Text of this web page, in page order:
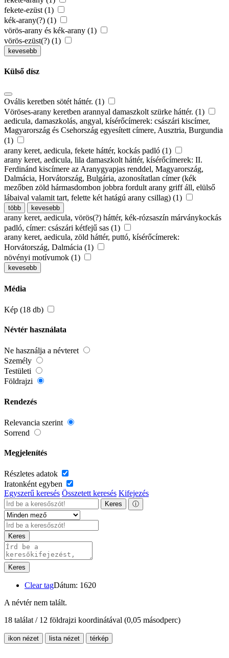
fekete-ezüst (1)
kék-arany(?) (1)
vörös-arany és kék-arany (1)
vörös-ezüst(?) (1)
kevesebb
Külső dísz
Ovális keretben sötét háttér. (1)
Vöröses-arany keretben arannyal damaszkolt szürke háttér. (1)
aedicula, damaszkolás, angyal, kísérőcímerek: császári kiscímer,
Magyarország és Csehország egyesített címere, Ausztria, Burgundia
(1)
arany keret, aedicula, fekete háttér, kockás padló (1)
arany keret, aedicula, lila damaszkolt háttér, kísérőcímerek: II.
Ferdinánd kiscímere az Aranygyapjas renddel, Magyarország,
Dalmácia, Horvátország, Bulgária, azonosítatlan címer (kék
mezőben zöld hármasdombon jobbra fordult arany griff áll, elülső
lábaival valamit tart, felette két hatágú arany csillag) (1)
több kevesebb
arany keret, aedicula, vörös(?) háttér, kék-rózsaszín márványkockás
padló, címer: császári kétfejű sas (1)
arany keret, aedicula, zöld háttér, puttó, kísérőcímerek:
Horvátország, Dalmácia (1)
növényi motívumok (1)
kevesebb
Média
Kép (18 db)
Névtér használata
Ne használja a névteret
Személy
Testületi
Földrajzi
Rendezés
Relevancia szerint
Sorrend
Megjelenítés
Részletes adatok
Iratonként egyben
Egyszerű keresés Összetett keresés Kifejezés
Keres ⓘ
Keres
Keres
Clear tagDátum: 1620
A névtér nem talált.
18 találat / 12 földrajzi koordinátával (0,05 másodperc)
ikon nézet lista nézet térkép